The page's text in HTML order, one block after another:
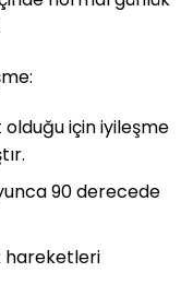
için iyileşme
90 derecede
hareketleri